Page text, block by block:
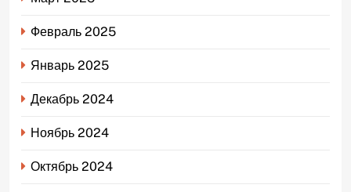
Февраль 2025
Январь 2025
Декабрь 2024
Ноябрь 2024
Октябрь 2024